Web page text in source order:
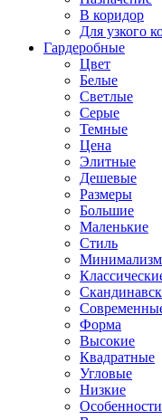
В коридор
Для узкого
Гардеробные
Цвет
Белые
Светлые
Серые
Темные
Цена
Элитные
Дешевые
Размеры
Большие
Маленькие
Стиль
Минимализм
Форма
Высокие
Квадратные
Угловые
Низкие
Особенности